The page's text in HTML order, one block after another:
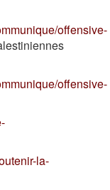
offensive-
offensive-
la-